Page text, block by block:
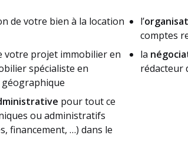
de votre bien à la location
votre projet immobilier en
spécialiste en
pour tout ce
ou administratifs
financement, …) dans le
l’
comptes
la
rédacteur